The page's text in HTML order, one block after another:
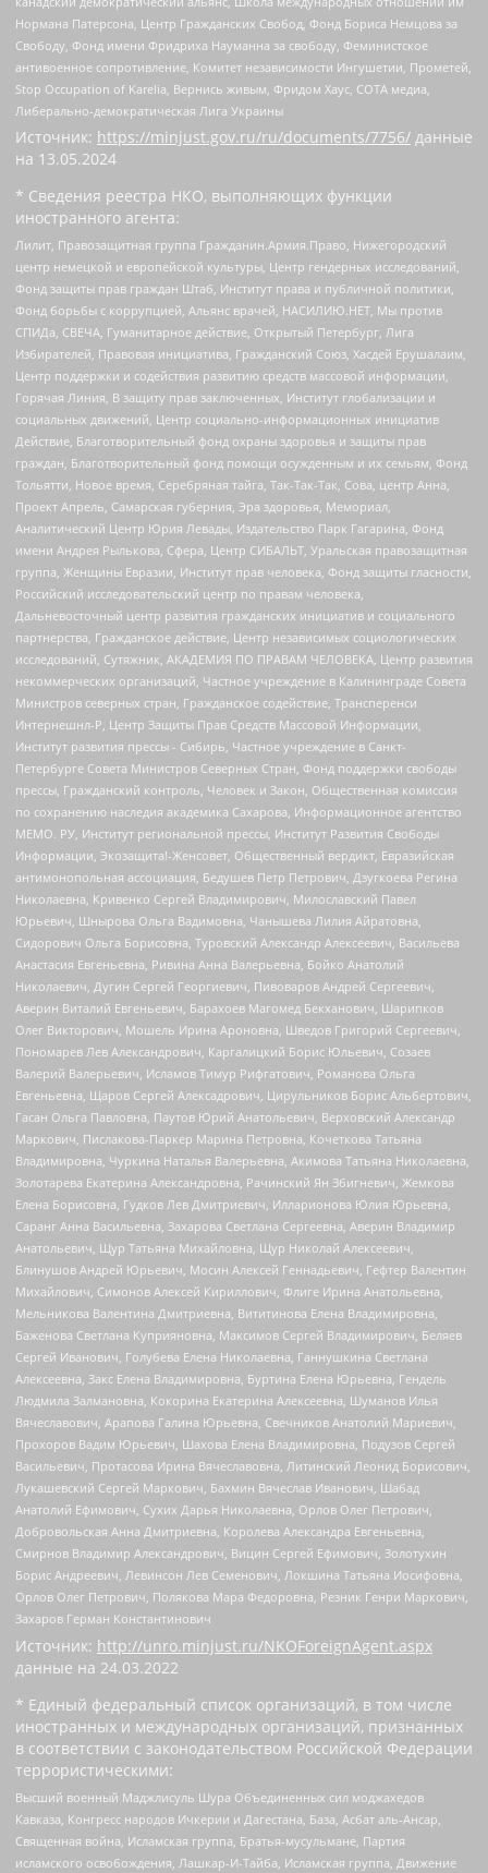
Нормана Патерсона, Центр Гражданских Свобод, Фонд Бориса Немцова за
Свободу, Фонд имени Фридриха Науманна за свободу, Феминистское
антивоенное сопротивление, Комитет независимости Ингушетии, Прометей,
Stop Occupation of Karelia, Вернись живым, Фридом Хаус, СОТА медиа,
Либерально-демократическая Лига Украины
Источник: https://minjust.gov.ru/ru/documents/7756/ данные
на 13.05.2024
* Сведения реестра НКО, выполняющих функции
иностранного агента:
Лилит, Правозащитная группа Гражданин.Армия.Право, Нижегородский
центр немецкой и европейской культуры, Центр гендерных исследований,
Фонд защиты прав граждан Штаб, Институт права и публичной политики,
Фонд борьбы с коррупцией, Альянс врачей, НАСИЛИЮ.НЕТ, Мы против
СПИДа, СВЕЧА, Гуманитарное действие, Открытый Петербург, Лига
Избирателей, Правовая инициатива, Гражданский Союз, Хасдей Ерушалаим,
Центр поддержки и содействия развитию средств массовой информации,
Горячая Линия, В защиту прав заключенных, Институт глобализации и
социальных движений, Центр социально-информационных инициатив
Действие, Благотворительный фонд охраны здоровья и защиты прав
граждан, Благотворительный фонд помощи осужденным и их семьям, Фонд
Тольятти, Новое время, Серебряная тайга, Так-Так-Так, Сова, центр Анна,
Проект Апрель, Самарская губерния, Эра здоровья, Мемориал,
Аналитический Центр Юрия Левады, Издательство Парк Гагарина, Фонд
имени Андрея Рылькова, Сфера, Центр СИБАЛЬТ, Уральская правозащитная
группа, Женщины Евразии, Институт прав человека, Фонд защиты гласности,
Российский исследовательский центр по правам человека,
Дальневосточный центр развития гражданских инициатив и социального
партнерства, Гражданское действие, Центр независимых социологических
исследований, Сутяжник, АКАДЕМИЯ ПО ПРАВАМ ЧЕЛОВЕКА, Центр развития
некоммерческих организаций, Частное учреждение в Калининграде Совета
Министров северных стран, Гражданское содействие, Трансперенси
Интернешнл-Р, Центр Защиты Прав Средств Массовой Информации,
Институт развития прессы - Сибирь, Частное учреждение в Санкт-
Петербурге Совета Министров Северных Стран, Фонд поддержки свободы
прессы, Гражданский контроль, Человек и Закон, Общественная комиссия
по сохранению наследия академика Сахарова, Информационное агентство
МЕМО. РУ, Институт региональной прессы, Институт Развития Свободы
Информации, Экозащита!-Женсовет, Общественный вердикт, Евразийская
антимонопольная ассоциация, Бедушев Петр Петрович, Дзугкоева Регина
Николаевна, Кривенко Сергей Владимирович, Милославский Павел
Юрьевич, Шнырова Ольга Вадимовна, Чанышева Лилия Айратовна,
Сидорович Ольга Борисовна, Туровский Александр Алексеевич, Васильева
Анастасия Евгеньевна, Ривина Анна Валерьевна, Бойко Анатолий
Николаевич, Дугин Сергей Георгиевич, Пивоваров Андрей Сергеевич,
Аверин Виталий Евгеньевич, Барахоев Магомед Бекханович, Шарипков
Олег Викторович, Мошель Ирина Ароновна, Шведов Григорий Сергеевич,
Пономарев Лев Александрович, Каргалицкий Борис Юльевич, Созаев
Валерий Валерьевич, Исламов Тимур Рифгатович, Романова Ольга
Евгеньевна, Щаров Сергей Алексадрович, Цирульников Борис Альбертович,
Гасан Ольга Павловна, Паутов Юрий Анатольевич, Верховский Александр
Маркович, Пислакова-Паркер Марина Петровна, Кочеткова Татьяна
Владимировна, Чуркина Наталья Валерьевна, Акимова Татьяна Николаевна,
Золотарева Екатерина Александровна, Рачинский Ян Збигневич, Жемкова
Елена Борисовна, Гудков Лев Дмитриевич, Илларионова Юлия Юрьевна,
Саранг Анна Васильевна, Захарова Светлана Сергеевна, Аверин Владимир
Анатольевич, Щур Татьяна Михайловна, Щур Николай Алексеевич,
Блинушов Андрей Юрьевич, Мосин Алексей Геннадьевич, Гефтер Валентин
Михайлович, Симонов Алексей Кириллович, Флиге Ирина Анатольевна,
Мельникова Валентина Дмитриевна, Вититинова Елена Владимировна,
Баженова Светлана Куприяновна, Максимов Сергей Владимирович, Беляев
Сергей Иванович, Голубева Елена Николаевна, Ганнушкина Светлана
Алексеевна, Закс Елена Владимировна, Буртина Елена Юрьевна, Гендель
Людмила Залмановна, Кокорина Екатерина Алексеевна, Шуманов Илья
Вячеславович, Арапова Галина Юрьевна, Свечников Анатолий Мариевич,
Прохоров Вадим Юрьевич, Шахова Елена Владимировна, Подузов Сергей
Васильевич, Протасова Ирина Вячеславовна, Литинский Леонид Борисович,
Лукашевский Сергей Маркович, Бахмин Вячеслав Иванович, Шабад
Анатолий Ефимович, Сухих Дарья Николаевна, Орлов Олег Петрович,
Добровольская Анна Дмитриевна, Королева Александра Евгеньевна,
Смирнов Владимир Александрович, Вицин Сергей Ефимович, Золотухин
Борис Андреевич, Левинсон Лев Семенович, Локшина Татьяна Иосифовна,
Орлов Олег Петрович, Полякова Мара Федоровна, Резник Генри Маркович,
Захаров Герман Константинович
Источник: http://unro.minjust.ru/NKOForeignAgent.aspx
данные на 24.03.2022
* Единый федеральный список организаций, в том числе
иностранных и международных организаций, признанных
в соответствии с законодательством Российской Федерации
террористическими:
Высший военный Маджлисуль Шура Объединенных сил моджахедов
Кавказа, Конгресс народов Ичкерии и Дагестана, База, Асбат аль-Ансар,
Священная война, Исламская группа, Братья-мусульмане, Партия
исламского освобождения, Лашкар-И-Тайба, Исламская группа, Движение